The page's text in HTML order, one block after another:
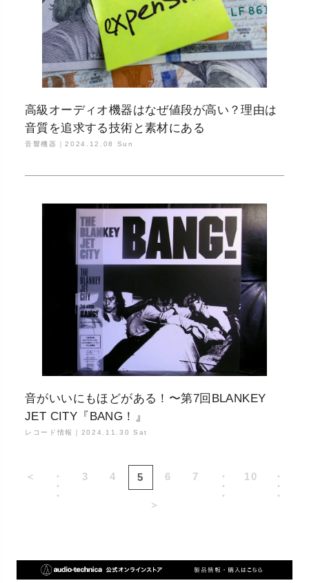
高級オーディオ機器はなぜ値段が高い？理由は
音質を追求する技術と素材にある
音響機器｜2024.12.08 Sun
音がいいにもほどがある！〜第7回BLANKEY
JET CITY『BANG！』
レコード情報｜ 2024.11.30 Sat
＜
・
・
・
3 4 5 6 7
・
・
・
10
・
・
・
＞